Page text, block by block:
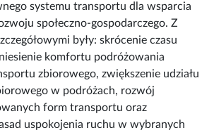
systemu transportu dla wsparcia
społeczno-gospodarczego. Z
były: skrócenie czasu
komfortu podróżowania
zbiorowego, zwiększenie udziału
w podróżach, rozwój
form transportu oraz
uspokojenia ruchu w wybranych